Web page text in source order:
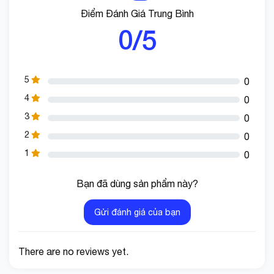
Đa bảo vệ sạc an toàn.
Điểm Đánh Giá Trung Bình
0/5
5 0
4 0
3 0
2 0
1 0
Bạn đã dùng sản phẩm này?
Gửi đánh giá của bạn
There are no reviews yet.